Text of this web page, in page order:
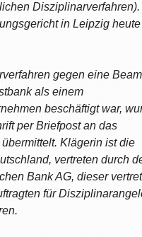
in Leipzig heute
gegen eine
als einem
beschäftigt war,
per Briefpost an das
Klägerin ist die
vertreten durch
Bank AG, dieser
für